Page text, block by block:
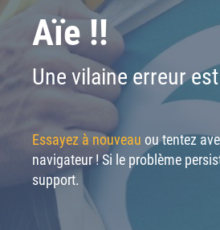
Aïe !!
Une vilaine erreur
Essayez à nouveau ou tentez
navigateur ! Si le problème
support.